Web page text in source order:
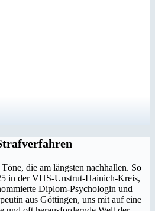
die am längsten nachhallen. So
in der VHS-Unstrut-Hainich-Kreis,
Diplom-Psychologin und
aus Göttingen, uns mit auf eine